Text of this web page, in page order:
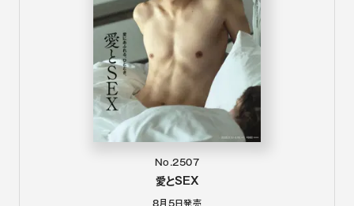
No.2507
愛とSEX
8月5日発売